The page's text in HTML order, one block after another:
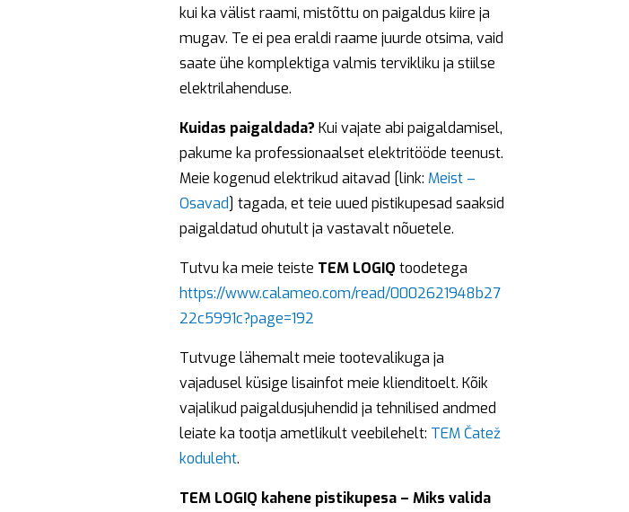
kui ka välist raami, mistõttu on paigaldus kiire ja
mugav. Te ei pea eraldi raame juurde otsima, vaid
saate ühe komplektiga valmis tervikliku ja stiilse
elektrilahenduse.
Kuidas paigaldada? Kui vajate abi paigaldamisel,
pakume ka professionaalset elektritööde teenust.
Meie kogenud elektrikud aitavad [link: Meist –
Osavad] tagada, et teie uued pistikupesad saaksid
paigaldatud ohutult ja vastavalt nõuetele.
Tutvu ka meie teiste TEM LOGIQ toodetega
https://www.calameo.com/read/0002621948b27
22c5991c?page=192
Tutvuge lähemalt meie tootevalikuga ja
vajadusel küsige lisainfot meie klienditoelt. Kõik
vajalikud paigaldusjuhendid ja tehnilised andmed
leiate ka tootja ametlikult veebilehelt: TEM Čatež
koduleht.
TEM LOGIQ kahene pistikupesa – Miks valida